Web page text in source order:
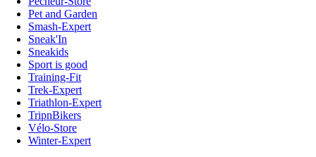
Pet and Garden
Smash-Expert
Sneak'In
Sneakids
Sport is good
Training-Fit
Trek-Expert
Triathlon-Expert
TripnBikers
Vélo-Store
Winter-Expert